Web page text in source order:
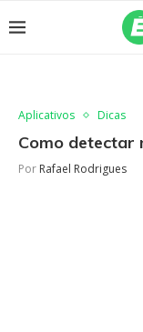
Aplicativos Dicas
Como detectar
Por Rafael Rodrigues